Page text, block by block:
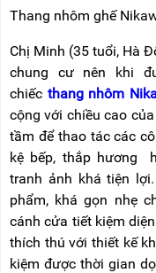
Thang nhôm ghế
Chị Minh (35 tuổi, Hà
chung cư nên khi
chiếc thang nhôm
cộng với chiều cao
tầm để thao tác các
kệ bếp, thắp hương
tranh ảnh khá tiện
phẩm, khá gọn nhẹ
cánh cửa tiết kiệm
thích thú với thiết kế
kiệm được thời gian